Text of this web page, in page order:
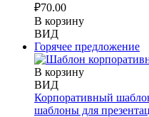
₽70.00
В корзину
ВИД
Горячее предложение
В корзину
ВИД
Корпоративный
шаблоны для